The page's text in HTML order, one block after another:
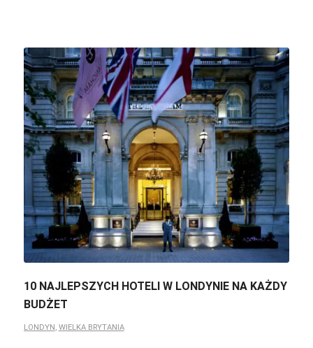
10 NAJLEPSZYCH HOTELI W LONDYNIE NA KAŻDY
BUDŻET
LONDYN, WIELKA BRYTANIA